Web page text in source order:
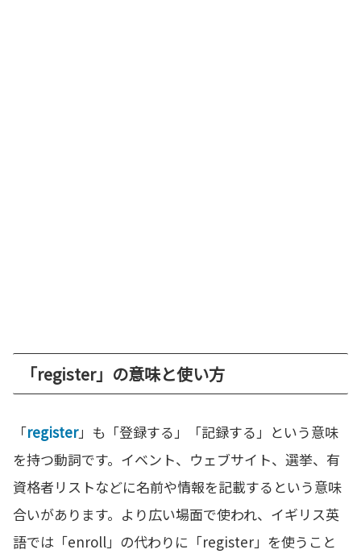
「register」の意味と使い方
「register」も「登録する」「記録する」という意味
を持つ動詞です。イベント、ウェブサイト、選挙、有
資格者リストなどに名前や情報を記載するという意味
合いがあります。より広い場面で使われ、イギリス英
語では「enroll」の代わりに「register」を使うこと